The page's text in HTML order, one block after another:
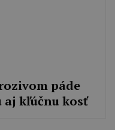
páde
aj kľúčnu kosť